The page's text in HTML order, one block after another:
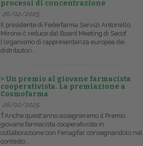
processi di concentrazione
26/02/2025
Il presidente di Federfarma Servizi Antonello
Mirone č reduce dal Board Meeting di Secof
l'organismo di rappresentanza europea dei
distributori...
> Un premio al giovane farmacista
cooperativista. La premiazione a
Cosmofarma
26/02/2025
ŤAnche quest'anno assegneremo il Premio
giovane farmacista cooperativista in
collaborazione con Fenagifar consegnandolo nel
contesto...